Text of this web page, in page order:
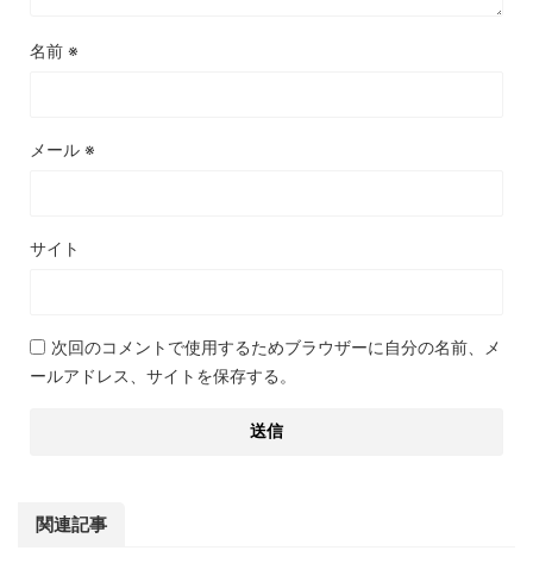
名前 ※
メール ※
サイト
次回のコメントで使用するためブラウザーに自分の名前、メ
ールアドレス、サイトを保存する。
関連記事